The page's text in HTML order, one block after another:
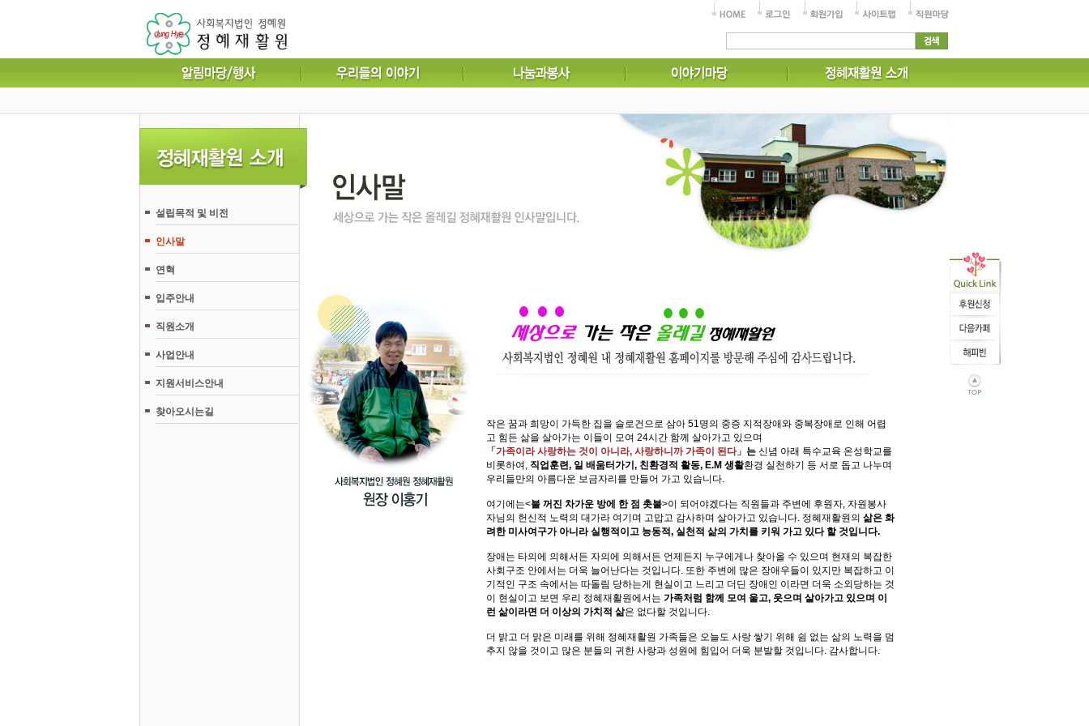
설립목적 및 비전
인사말
연혁
입주안내
직원소개
사업안내
지원서비스안내
찾아오시는길
작은 꿈과 희망이 가득한 집을 슬로건으로 삼아 51명의 중증 지적장애와 중복장애로 인해 어렵
고 힘든 삶을 살아가는 이들이 모여 24시간 함께 살아가고 있으며
「가족이라 사랑하는 것이 아니라, 사랑하니까 가족이 된다」 는 신념 아래 특수교육 온성학교를
비롯하여, 직업훈련, 일 배움터가기, 친환경적 활동, E.M 생활환경 실천하기 등 서로 돕고 나누며
우리들만의 아름다운 보금자리를 만들어 가고 있습니다.
여기에는<불 꺼진 차가운 방에 한 점 촛불>이 되어야겠다는 직원들과 주변에 후원자, 자원봉사
자님의 헌신적 노력의 대가라 여기며 고맙고 감사하며 살아가고 있습니다. 정혜재활원의 삶은 화
려한 미사여구가 아니라 실행적이고 능동적, 실천적 삶의 가치를 키워 가고 있다 할 것입니다.
장애는 타의에 의해서든 자의에 의해서든 언제든지 누구에게나 찾아올 수 있으며 현재의 복잡한
사회구조 안에서는 더욱 늘어난다는 것입니다. 또한 주변에 많은 장애우들이 있지만 복잡하고 이
기적인 구조 속에서는 따돌림 당하는게 현실이고 느리고 더딘 장애인 이라면 더욱 소외당하는 것
이 현실이고 보면 우리 정혜재활원에서는 가족처럼 함께 모여 울고, 웃으며 살아가고 있으며 이
런 삶이라면 더 이상의 가치적 삶은 없다할 것입니다.
더 밝고 더 맑은 미래를 위해 정혜재활원 가족들은 오늘도 사랑 쌓기 위해 쉼 없는 삶의 노력을 멈
추지 않을 것이고 많은 분들의 귀한 사랑과 성원에 힘입어 더욱 분발할 것입니다. 감사합니다.